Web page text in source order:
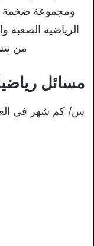
ومجموعة ضخمة
الرياضية
من
مسائل
س/ كم شهر في